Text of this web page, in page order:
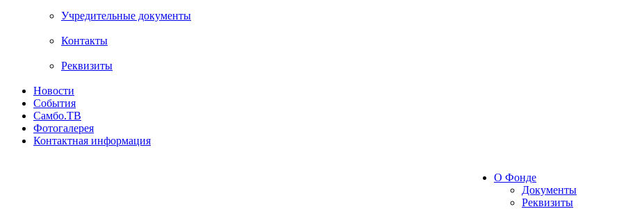
Учредительные документы
Контакты
Реквизиты
Новости
События
Самбо.ТВ
Фотогалерея
Контактная информация
О Фонде
Документы
Реквизиты